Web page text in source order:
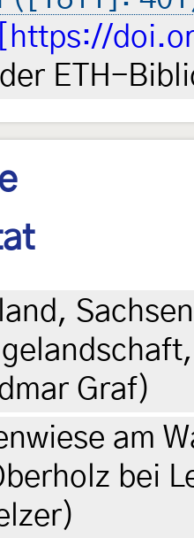
[https://
der ETH-
Graf)
am
bei